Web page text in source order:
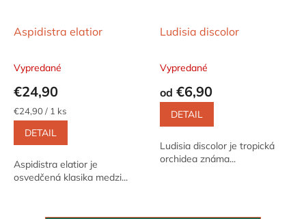
Aspidistra elatior
Vypredané
€24,90
Jednotková
cena:
€24,90 / 1 ks
DETAIL
Aspidistra elatior je
osvedčená klasika medzi...
Ludisia discolor
Vypredané
od €6,90
DETAIL
Ludisia discolor je tropická
orchidea známa...